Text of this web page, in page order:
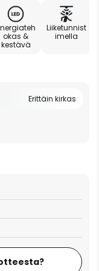
okas &
kestävä
Liiketunnist
imella
Erittäin kirkas